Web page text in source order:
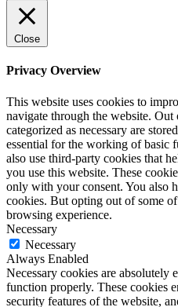
Close
Privacy Overview
This website uses cookies to
navigate through the website. Out
categorized as necessary are
essential for the working of basic
also use third-party cookies that
you use this website. These
only with your consent. You also
cookies. But opting out of some
browsing experience.
Necessary
Necessary
Always Enabled
Necessary cookies are absolutely
function properly. These cookies
security features of the website,